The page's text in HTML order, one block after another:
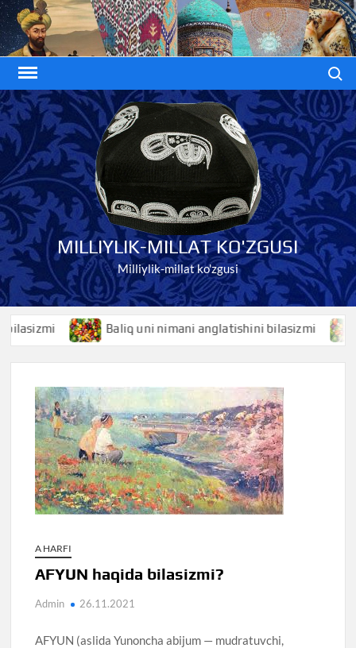
Skip
to
content
MILLIYLIK-MILLAT KO'ZGUSI
Milliylik-millat ko'zgusi
Baliq uni nimani anglatishini bilasizmi
A HARFI
AFYUN haqida bilasizmi?
Admin 26.11.2021
AFYUN (aslida Yunoncha abijum — mudratuvchi,